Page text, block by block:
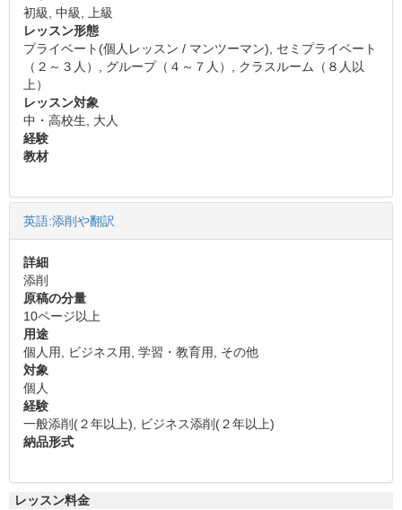
初級, 中級, 上級
レッスン形態
プライベート(個人レッスン / マンツーマン), セミプライベート
（２～３人）, グループ（４～７人）, クラスルーム（８人以
上）
レッスン対象
中・高校生, 大人
経験
教材
英語:添削や翻訳
詳細
添削
原稿の分量
10ページ以上
用途
個人用, ビジネス用, 学習・教育用, その他
対象
個人
経験
一般添削(２年以上), ビジネス添削(２年以上)
納品形式
レッスン料金